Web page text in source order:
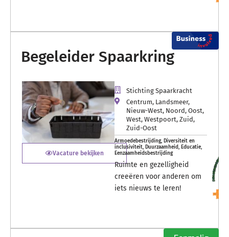
Begeleider Spaarkring
Vacature bekijken
Stichting Spaarkracht
Centrum, Landsmeer,
Nieuw-West, Noord, Oost,
West, Westpoort, Zuid,
Zuid-Oost
Armoedebestrijding, Diversiteit en
inclusiviteit, Duurzaamheid, Educatie,
Eenzaamheidsbestrijding
Ruimte en gezelligheid
creeëren voor anderen om
iets nieuws te leren!